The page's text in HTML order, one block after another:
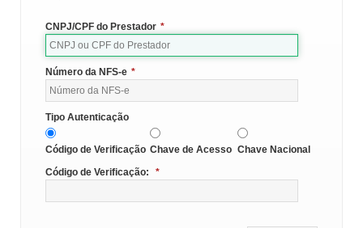
CNPJ/CPF do Prestador *
Número da NFS-e *
Tipo Autenticação
Código de Verificação Chave de Acesso Chave Nacional
Código de Verificação:
*